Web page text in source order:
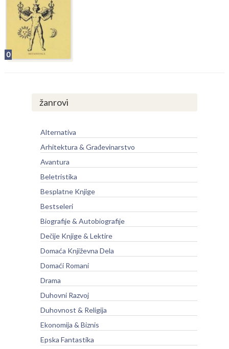
0
žanrovi
Alternativa
Arhitektura & Građevinarstvo
Avantura
Beletristika
Besplatne Knjige
Bestseleri
Biografije & Autobiografije
Dečije Knjige & Lektire
Domaća Književna Dela
Domaći Romani
Drama
Duhovni Razvoj
Duhovnost & Religija
Ekonomija & Biznis
Epska Fantastika